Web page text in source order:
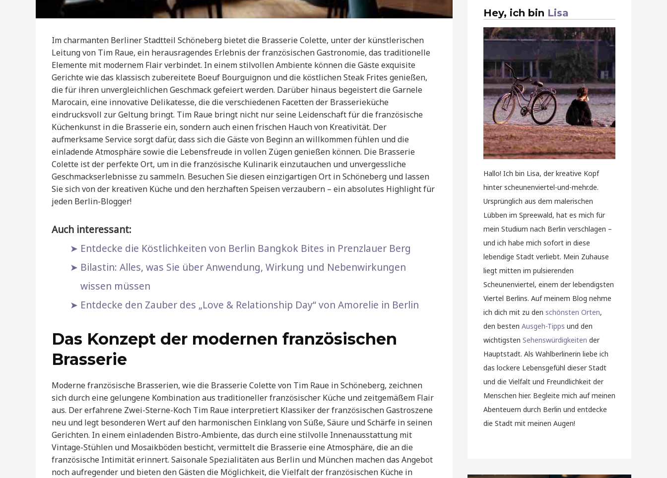
Im charmanten Berliner Stadtteil Schöneberg bietet die Brasserie Colette, unter der künstlerischen
Leitung von Tim Raue, ein herausragendes Erlebnis der französischen Gastronomie, das traditionelle
Elemente mit modernem Flair verbindet. In einem stilvollen Ambiente können die Gäste exquisite
Gerichte wie das klassisch zubereitete Boeuf Bourguignon und die köstlichen Steak Frites genießen,
die für ihren unvergleichlichen Geschmack gefeiert werden. Darüber hinaus begeistert die Garnele
Marocain, eine innovative Delikatesse, die die verschiedenen Facetten der Brasserieküche
eindrucksvoll zur Geltung bringt. Tim Raue bringt nicht nur seine Leidenschaft für die französische
Küchenkunst in die Brasserie ein, sondern auch einen frischen Hauch von Kreativität. Der
aufmerksame Service sorgt dafür, dass sich die Gäste von Beginn an willkommen fühlen und die
einladende Atmosphäre sowie die Lebensfreude in vollen Zügen genießen können. Die Brasserie
Colette ist der perfekte Ort, um in die französische Kulinarik einzutauchen und unvergessliche
Geschmackserlebnisse zu sammeln. Besuchen Sie diesen einzigartigen Ort in Schöneberg und lassen
Sie sich von der kreativen Küche und den herzhaften Speisen verzaubern – ein absolutes Highlight für
jeden Berlin-Blogger!
Auch interessant:
Entdecke die Köstlichkeiten von Berlin Bangkok Bites in Prenzlauer Berg
Bilastin: Alles, was Sie über Anwendung, Wirkung und Nebenwirkungen
wissen müssen
Entdecke den Zauber des „Love & Relationship Day“ von Amorelie in Berlin
Das Konzept der modernen französischen
Brasserie
Moderne französische Brasserien, wie die Brasserie Colette von Tim Raue in Schöneberg, zeichnen
sich durch eine gelungene Kombination aus traditioneller französischer Küche und zeitgemäßem Flair
aus. Der erfahrene Zwei-Sterne-Koch Tim Raue interpretiert Klassiker der französischen Gastroszene
neu und legt besonderen Wert auf den harmonischen Einklang von Süße, Säure und Schärfe in seinen
Gerichten. In einem einladenden Bistro-Ambiente, das durch eine stilvolle Innenausstattung mit
Vintage-Stühlen und Mosaikböden besticht, vermittelt die Brasserie eine Atmosphäre, die an die
französische Intimität erinnert. Saisonale Spezialitäten aus Berlin und München machen das Angebot
noch aufregender und bieten den Gästen die Möglichkeit, die Vielfalt der französischen Küche in
Hey, ich bin Lisa
Hallo! Ich bin Lisa, der kreative Kopf
hinter scheunenviertel-und-mehr.de.
Ursprünglich aus dem malerischen
Lübben im Spreewald, hat es mich für
mein Studium nach Berlin verschlagen –
und ich habe mich sofort in diese
lebendige Stadt verliebt. Mein Zuhause
liegt mitten im pulsierenden
Scheunenviertel, einem der lebendigsten
Viertel Berlins. Auf meinem Blog nehme
ich dich mit zu den schönsten Orten,
den besten Ausgeh-Tipps und den
wichtigsten Sehenswürdigkeiten der
Hauptstadt. Als Wahlberlinerin liebe ich
das lockere Lebensgefühl dieser Stadt
und die Vielfalt und Freundlichkeit der
Menschen hier. Begleite mich auf meinen
Abenteuern durch Berlin und entdecke
die Stadt mit meinen Augen!